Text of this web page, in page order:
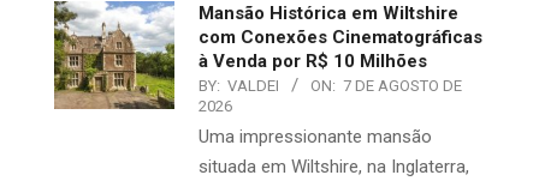
Mansão Histórica em Wiltshire
com Conexões Cinematográficas
à Venda por R$ 10 Milhões
BY: VALDEI ON: 7 DE AGOSTO DE
2026
Uma impressionante mansão
situada em Wiltshire, na Inglaterra,